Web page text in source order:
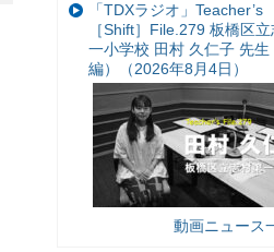
「TDXラジオ」Teacher’s
［Shift］File.279 板橋区
一小学校 田村 久仁子 先生
編）（2026年8月4日）
動画ニュース